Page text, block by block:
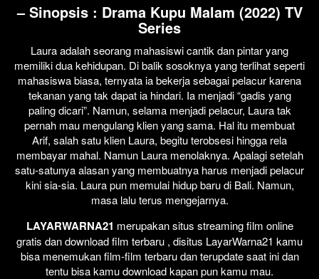
– Sinopsis : Drama Kupu Malam (2022) TV
Series
Laura adalah seorang mahasiswi cantik dan pintar yang
memiliki dua kehidupan. Di balik sosoknya yang terlihat seperti
mahasiswa biasa, ternyata ia bekerja sebagai pelacur karena
tekanan yang tak dapat ia hindari. Ia menjadi “gadis yang
paling dicari”. Namun, selama menjadi pelacur, Laura tak
pernah mau mengulang klien yang sama. Hal itu membuat
Arif, salah satu klien Laura, begitu terobsesi hingga rela
membayar mahal. Namun Laura menolaknya. Apalagi setelah
satu-satunya alasan yang membuatnya harus menjadi pelacur
kini sia-sia. Laura pun memulai hidup baru di Bali. Namun,
masa lalu terus mengejarnya.
LAYARWARNA21 merupakan situs streaming film online
gratis dan download film terbaru , disitus LayarWarna21 kamu
bisa menemukan film-film terbaru dan terupdate saat ini dan
tentu bisa kamu download kapan pun kamu mau.